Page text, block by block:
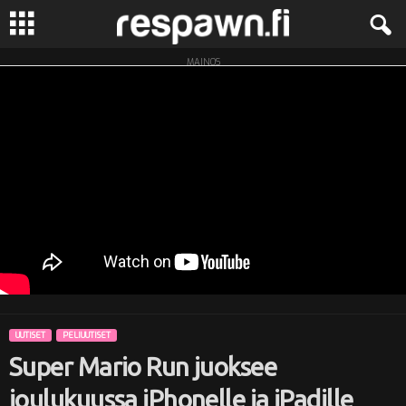
R
w
MAINOS
UUTISET PELIUUTISET
Super Mario Run juoksee
joulukuussa iPhonelle ja iPadille